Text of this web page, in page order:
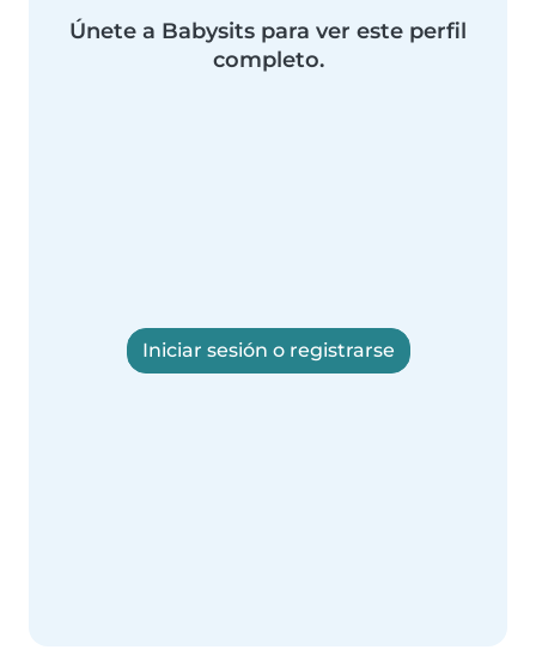
Únete a Babysits para ver este perfil
completo.
Iniciar sesión o registrarse